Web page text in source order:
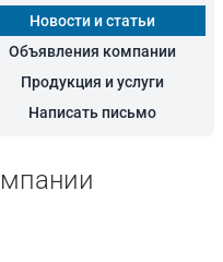
Новости и статьи
Объявления компании
Продукция и услуги
Написать письмо